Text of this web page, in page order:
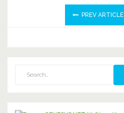
PREV ARTICLE